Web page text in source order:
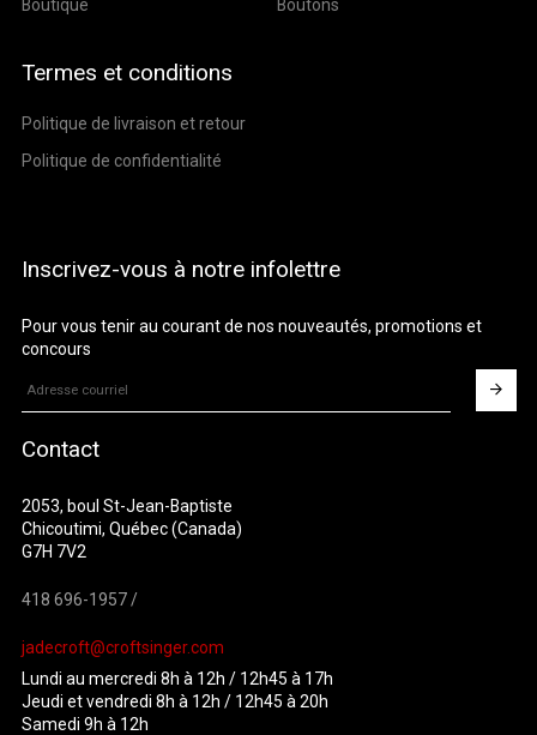
Boutique
Boutons
Termes et conditions
Politique de livraison et retour
Politique de confidentialité
Inscrivez-vous à notre infolettre
Pour vous tenir au courant de nos nouveautés, promotions et
concours
Contact
2053, boul St-Jean-Baptiste
Chicoutimi, Québec (Canada)
G7H 7V2
418 696-1957 /
jadecroft@croftsinger.com
Lundi au mercredi 8h à 12h / 12h45 à 17h
Jeudi et vendredi 8h à 12h / 12h45 à 20h
Samedi 9h à 12h